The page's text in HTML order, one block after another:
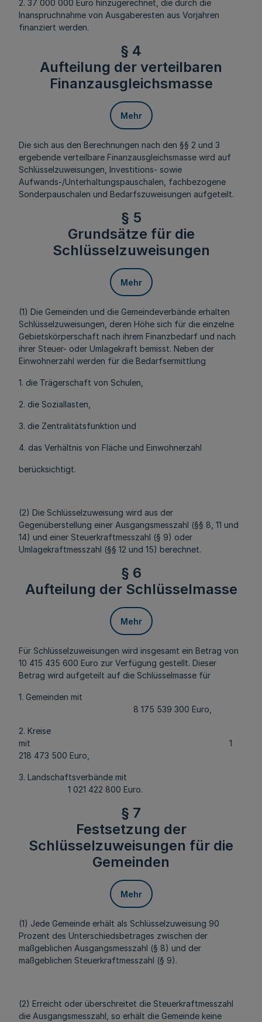
2. 37 000 000 Euro hinzugerechnet, die durch die
Inanspruchnahme von Ausgaberesten aus Vorjahren
finanziert werden.
§ 4
Aufteilung der verteilbaren
Finanzausgleichsmasse
Mehr
Die sich aus den Berechnungen nach den §§ 2 und 3
ergebende verteilbare Finanzausgleichsmasse wird auf
Schlüsselzuweisungen, Investitions- sowie
Aufwands-/Unterhaltungspauschalen, fachbezogene
Sonderpauschalen und Bedarfszuweisungen aufgeteilt.
§ 5
Grundsätze für die
Schlüsselzuweisungen
Mehr
(1) Die Gemeinden und die Gemeindeverbände erhalten
Schlüsselzuweisungen, deren Höhe sich für die einzelne
Gebietskörperschaft nach ihrem Finanzbedarf und nach
ihrer Steuer- oder Umlagekraft bemisst. Neben der
Einwohnerzahl werden für die Bedarfsermittlung
1. die Trägerschaft von Schulen,
2. die Soziallasten,
3. die Zentralitätsfunktion und
4. das Verhältnis von Fläche und Einwohnerzahl
berücksichtigt.
(2) Die Schlüsselzuweisung wird aus der
Gegenüberstellung einer Ausgangsmesszahl (§§ 8, 11 und
14) und einer Steuerkraftmesszahl (§ 9) oder
Umlagekraftmesszahl (§§ 12 und 15) berechnet.
§ 6
Aufteilung der Schlüsselmasse
Mehr
Für Schlüsselzuweisungen wird insgesamt ein Betrag von
10 415 435 600 Euro zur Verfügung gestellt. Dieser
Betrag wird aufgeteilt auf die Schlüsselmasse für
1. Gemeinden mit
8 175 539 300 Euro,
2. Kreise
mit 1
218 473 500 Euro,
3. Landschaftsverbände mit
1 021 422 800 Euro.
§ 7
Festsetzung der
Schlüsselzuweisungen für die
Gemeinden
Mehr
(1) Jede Gemeinde erhält als Schlüsselzuweisung 90
Prozent des Unterschiedsbetrages zwischen der
maßgeblichen Ausgangsmesszahl (§ 8) und der
maßgeblichen Steuerkraftmesszahl (§ 9).
(2) Erreicht oder überschreitet die Steuerkraftmesszahl
die Ausgangsmesszahl, so erhält die Gemeinde keine